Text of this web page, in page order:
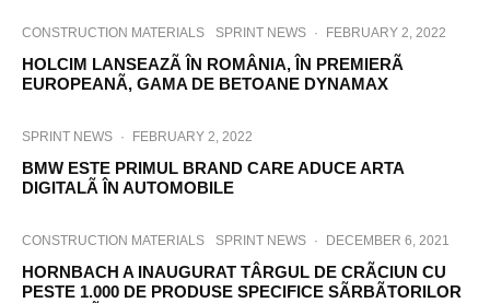
CONSTRUCTION MATERIALS SPRINT NEWS · FEBRUARY 2, 2022
HOLCIM LANSEAZÃ ÎN ROMÂNIA, ÎN PREMIERÃ
EUROPEANÃ, GAMA DE BETOANE DYNAMAX
SPRINT NEWS · FEBRUARY 2, 2022
BMW ESTE PRIMUL BRAND CARE ADUCE ARTA
DIGITALÃ ÎN AUTOMOBILE
CONSTRUCTION MATERIALS SPRINT NEWS · DECEMBER 6, 2021
HORNBACH A INAUGURAT TÂRGUL DE CRÃCIUN CU
PESTE 1.000 DE PRODUSE SPECIFICE SÃRBÃTORILOR